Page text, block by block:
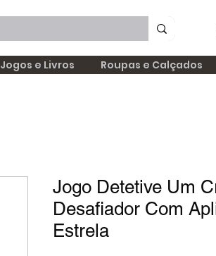
Jogos e Livros Roupas e Calçados
Jogo Detetive Um
Desafiador Com
Estrela